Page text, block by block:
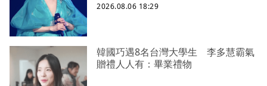
2026.08.06 18:29
韓國巧遇8名台灣大學生 李多慧霸氣
贈禮人人有：畢業禮物